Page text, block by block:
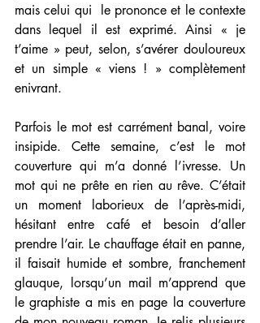
mais celui qui  le prononce et le contexte
dans lequel il est exprimé. Ainsi « je
t’aime » peut, selon, s’avérer douloureux
et un simple « viens ! » complètement
enivrant.
Parfois le mot est carrément banal, voire
insipide. Cette semaine, c’est le mot
couverture qui m’a donné l’ivresse. Un
mot qui ne prête en rien au rêve. C’était
un moment laborieux de l’après-midi,
hésitant entre café et besoin d’aller
prendre l’air. Le chauffage était en panne,
il faisait humide et sombre, franchement
glauque, lorsqu’un mail m’apprend que
le graphiste a mis en page la couverture